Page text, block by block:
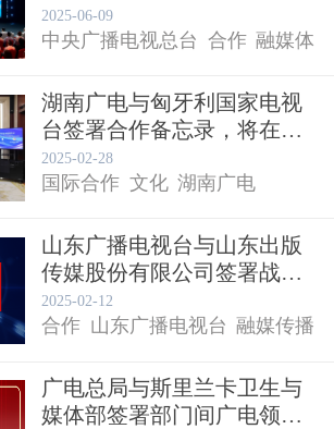
型...
2025-06-09
中央广播电视总台 合作 融媒体
湖南广电与匈牙利国家电视
台签署合作备忘录，将在节
目制...
2025-02-28
国际合作 文化 湖南广电
山东广播电视台与山东出版
传媒股份有限公司签署战略
合作...
2025-02-12
合作 山东广播电视台 融媒传播
广电总局与斯里兰卡卫生与
媒体部签署部门间广电领域